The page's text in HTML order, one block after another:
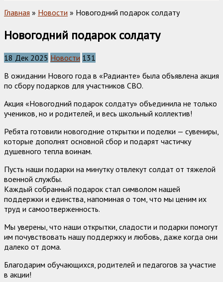
Главная » Новости » Новогодний подарок солдату
Новогодний подарок солдату
18 Дек 2025 Новости 131
В ожидании Нового года в «Радианте» была объявлена акция
по сбору подарков для участников СВО.
Акция «Новогодний подарок солдату» объединила не только
учеников, но и родителей, и весь школьный коллектив!
Ребята готовили новогодние открытки и поделки — сувениры,
которые дополнят основной сбор и подарят частичку
душевного тепла воинам.
Пусть наши подарки на минутку отвлекут солдат от тяжелой
военной службы.
Каждый собранный подарок стал символом нашей
поддержки и единства, напоминая о том, что мы ценим их
труд и самоотверженность.
Мы уверены, что наши открытки, сладости и подарки помогут
им почувствовать нашу поддержку и любовь, даже когда они
далеко от дома.
Благодарим обучающихся, родителей и педагогов за участие
в акции!